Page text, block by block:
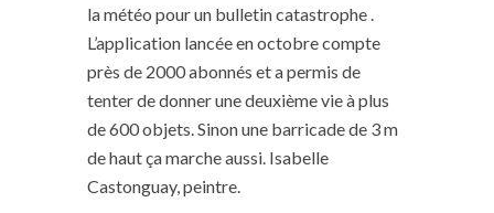
la météo pour un bulletin catastrophe .
L’application lancée en octobre compte
près de 2000 abonnés et a permis de
tenter de donner une deuxième vie à plus
de 600 objets. Sinon une barricade de 3 m
de haut ça marche aussi. Isabelle
Castonguay, peintre.